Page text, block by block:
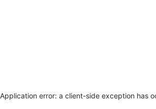
Application error: a client-side exception has